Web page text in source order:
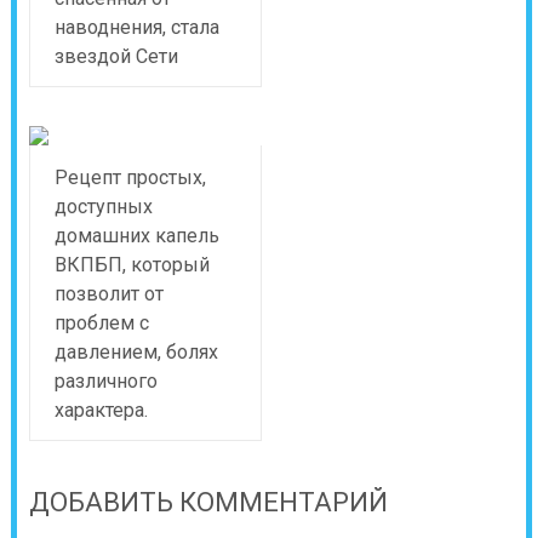
наводнения, стала
звездой Сети
Рецепт простых,
доступных
домашних капель
ВКПБП, который
позволит от
проблем с
давлением, болях
различного
характера.
ДОБАВИТЬ КОММЕНТАРИЙ